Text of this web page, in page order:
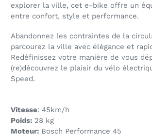
explorer la ville, cet e-bike offre un
entre confort, style et performance.
Abandonnez les contraintes de la
parcourez la ville avec élégance et
Redéfinissez votre manière de vous
(re)découvrez le plaisir du vélo
Speed.
Vitesse: 45km/h
Poids: 28 kg
Moteur: Bosch Performance 45